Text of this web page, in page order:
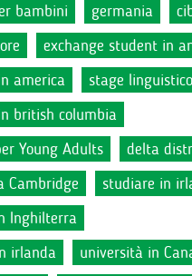
bambini
germania
exchange student in
america
stage
british columbia
Young Adults
delta
Cambridge
studiare in
Inghilterra
irlanda
università in